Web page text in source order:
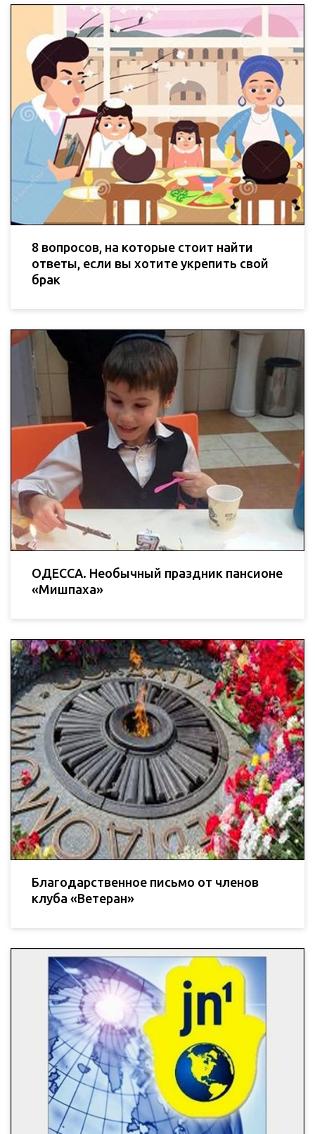
8 вопросов, на которые стоит найти
ответы, если вы хотите укрепить свой
брак
ОДЕССА. Необычный праздник пансионе
«Мишпаха»
Благодарственное письмо от членов
клуба «Ветеран»